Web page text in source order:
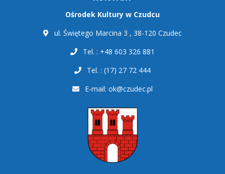
Ośrodek Kultury w Czudcu
ul. Świętego Marcina 3 , 38-120 Czudec
Tel. : +48 603 326 881
Tel. : (17) 27 72 444
E-mail: ok@czudec.pl